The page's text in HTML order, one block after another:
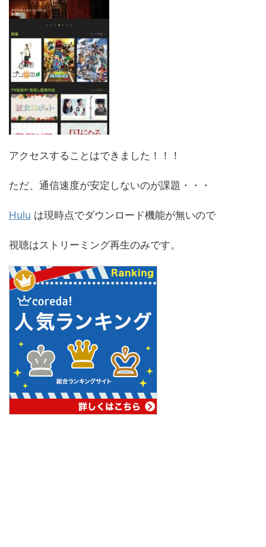
アクセスすることはできました！！！
ただ、通信速度が安定しないのが課題・・・
Hulu は現時点でダウンロード機能が無いので
視聴はストリーミング再生のみです。